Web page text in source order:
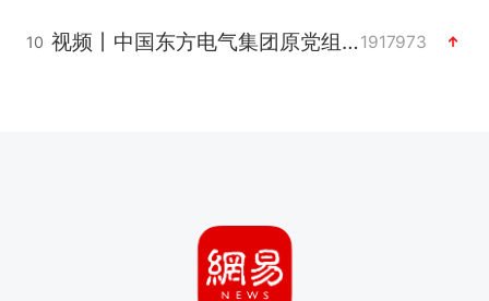
10 视频丨中国东方电气集团原党组副书记、董事宋致远被查1917973